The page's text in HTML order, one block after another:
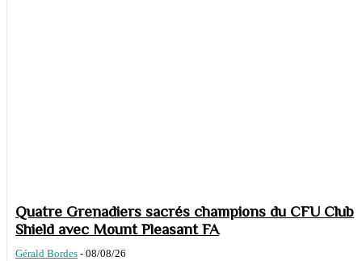
Quatre Grenadiers sacrés champions du CFU Club
Shield avec Mount Pleasant FA
Gérald Bordes - 08/08/26